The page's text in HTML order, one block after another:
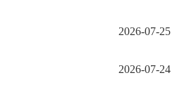
2026-07-25
2026-07-24